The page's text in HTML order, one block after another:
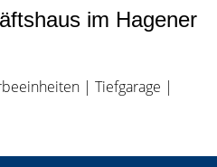
im Hagener
| Tiefgarage |